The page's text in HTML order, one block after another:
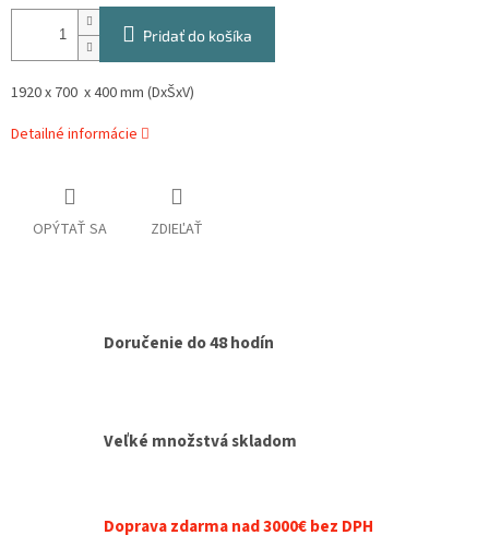
Pridať do košíka
1920 x 700 x 400 mm (DxŠxV)
Detailné informácie
OPÝTAŤ SA ZDIEĽAŤ
Doručenie do 48 hodín
Veľké množstvá skladom
Doprava zdarma nad 3000€ bez DPH